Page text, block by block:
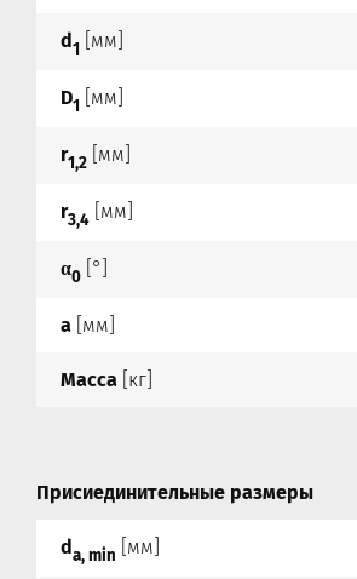
d1 [мм]
D1 [мм]
r1,2 [мм]
r3,4 [мм]
α0 [°]
a [мм]
Масса [кг]
Присиединительные размеры
da, min [мм]